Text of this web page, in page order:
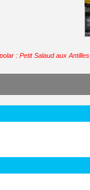
: Petit Salaud aux Antilles.